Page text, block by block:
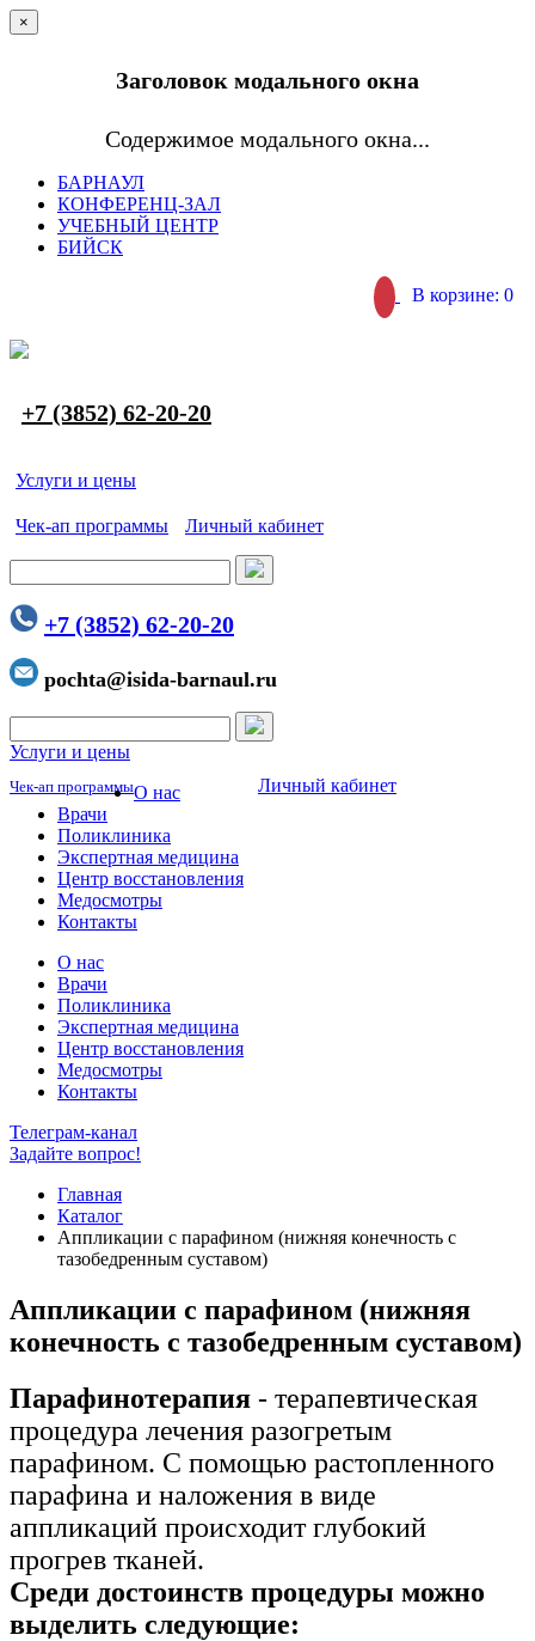
×
Заголовок модального окна
Содержимое модального окна...
БАРНАУЛ
КОНФЕРЕНЦ-ЗАЛ
УЧЕБНЫЙ ЦЕНТР
БИЙСК
В корзине: 0
+7 (3852) 62-20-20
Услуги и цены
Чек-ап программы Личный кабинет
+7 (3852) 62-20-20
pochta@isida-barnaul.ru
Услуги и цены
Чек-ап программы Личный кабинет
О нас
Врачи
Поликлиника
Экспертная медицина
Центр восстановления
Медосмотры
Контакты
О нас
Врачи
Поликлиника
Экспертная медицина
Центр восстановления
Медосмотры
Контакты
Телеграм-канал
Задайте вопрос!
Главная
Каталог
Аппликации с парафином (нижняя конечность с
тазобедренным суставом)
Аппликации с парафином (нижняя
конечность с тазобедренным суставом)
Парафинотерапия - терапевтическая
процедура лечения разогретым
парафином. С помощью растопленного
парафина и наложения в виде
аппликаций происходит глубокий
прогрев тканей.
Среди достоинств процедуры можно
выделить следующие: